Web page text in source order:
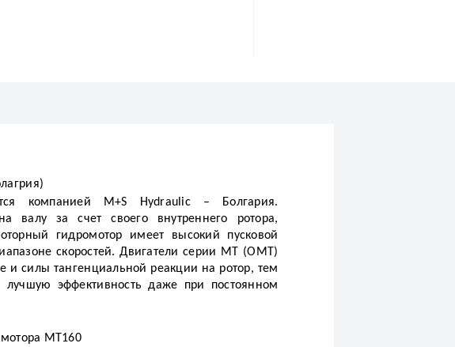
компанией M+S Hydraulic – Болгария.
валу за счет своего внутреннего ротора,
гидромотор имеет высокий пусковой
скоростей. Двигатели серии MТ (ОМТ)
силы тангенциальной реакции на ротор, тем
эффективность даже при постоянном
МТ160